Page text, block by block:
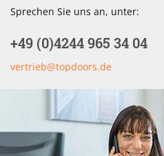
Sprechen Sie uns an, unter:
+49 (0)4244 965 34 04
vertrieb@topdoors.de